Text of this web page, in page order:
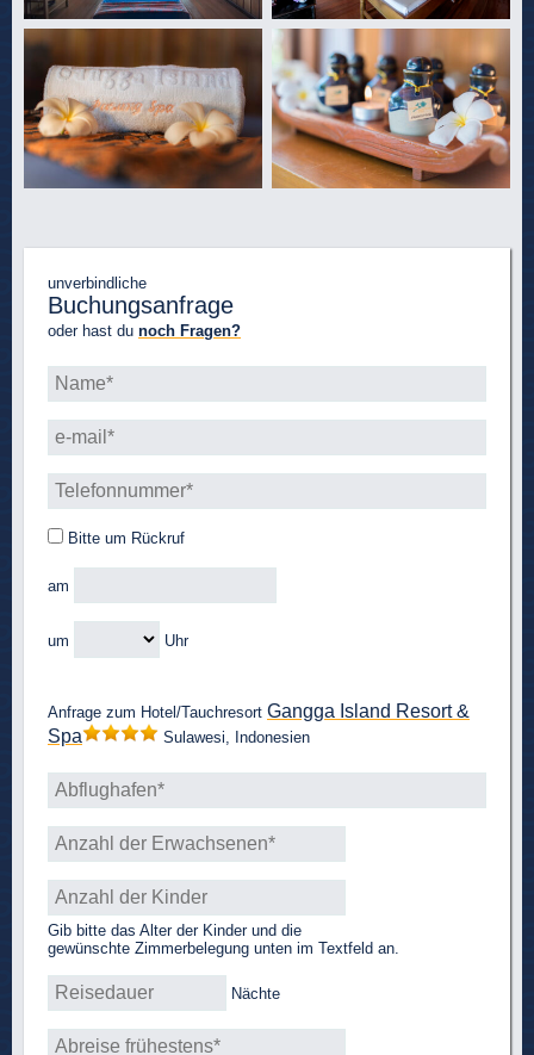
unverbindliche
Buchungsanfrage
oder hast du noch Fragen?
Bitte um Rückruf
am
um Uhr
Anfrage zum Hotel/Tauchresort Gangga Island Resort &
Spa
Sulawesi, Indonesien
Gib bitte das Alter der Kinder und die
gewünschte Zimmerbelegung unten im Textfeld an.
Nächte